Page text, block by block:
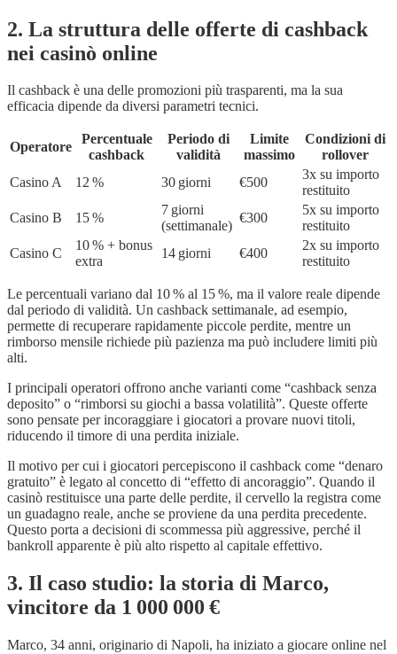
2. La struttura delle offerte di cashback
nei casinò online
Il cashback è una delle promozioni più trasparenti, ma la sua
efficacia dipende da diversi parametri tecnici.
Operatore
Percentuale
cashback
Periodo di
validità
Limite
massimo
Condizioni di
rollover
Casino A
12 % 30 giorni €500
3x su importo
restituito
Casino B
15 %
7 giorni
(settimanale)
€300
5x su importo
restituito
Casino C
10 % + bonus
extra
14 giorni €400
2x su importo
restituito
Le percentuali variano dal 10 % al 15 %, ma il valore reale dipende
dal periodo di validità. Un cashback settimanale, ad esempio,
permette di recuperare rapidamente piccole perdite, mentre un
rimborso mensile richiede più pazienza ma può includere limiti più
alti.
I principali operatori offrono anche varianti come “cashback senza
deposito” o “rimborsi su giochi a bassa volatilità”. Queste offerte
sono pensate per incoraggiare i giocatori a provare nuovi titoli,
riducendo il timore di una perdita iniziale.
Il motivo per cui i giocatori percepiscono il cashback come “denaro
gratuito” è legato al concetto di “effetto di ancoraggio”. Quando il
casinò restituisce una parte delle perdite, il cervello la registra come
un guadagno reale, anche se proviene da una perdita precedente.
Questo porta a decisioni di scommessa più aggressive, perché il
bankroll apparente è più alto rispetto al capitale effettivo.
3. Il caso studio: la storia di Marco,
vincitore da 1 000 000 €
Marco, 34 anni, originario di Napoli, ha iniziato a giocare online nel